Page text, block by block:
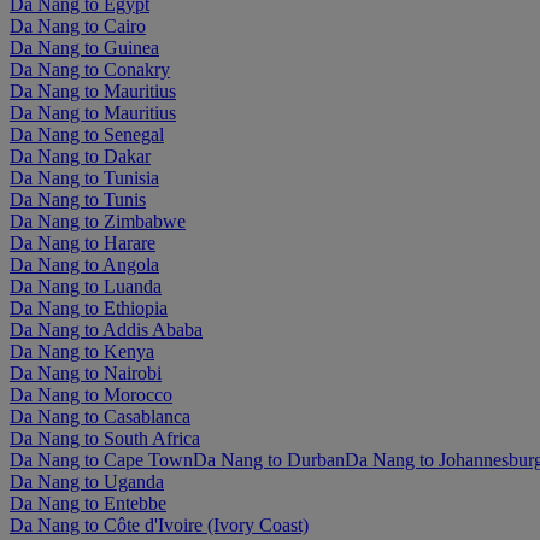
Da Nang to Cairo
Da Nang to Guinea
Da Nang to Conakry
Da Nang to Mauritius
Da Nang to Mauritius
Da Nang to Senegal
Da Nang to Dakar
Da Nang to Tunisia
Da Nang to Tunis
Da Nang to Zimbabwe
Da Nang to Harare
Da Nang to Angola
Da Nang to Luanda
Da Nang to Ethiopia
Da Nang to Addis Ababa
Da Nang to Kenya
Da Nang to Nairobi
Da Nang to Morocco
Da Nang to Casablanca
Da Nang to South Africa
Da Nang to Cape TownDa Nang to DurbanDa Nang to
Da Nang to Uganda
Da Nang to Entebbe
Da Nang to Côte d'Ivoire (Ivory Coast)